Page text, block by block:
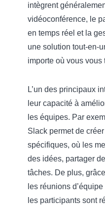
intègrent
vidéoconférence, le
en temps réel et la
une solution tout-en-
importe où vous vous
L’un des principaux
leur capacité à
les équipes. Par
Slack permet de
spécifiques, où les
des idées, partager
tâches. De plus,
les réunions
les participants sont